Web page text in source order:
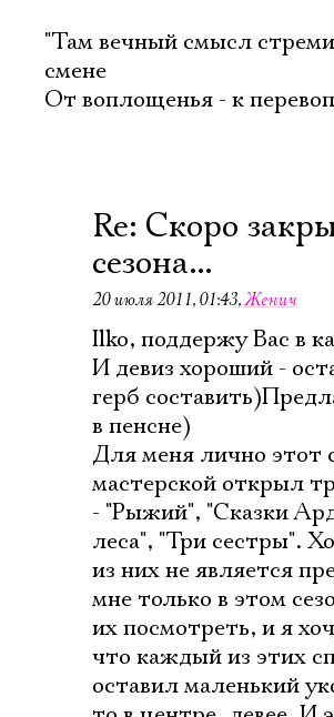
"Там вечный смысл
смене
От воплощенья - к
Re: Скоро
сезона...
20 июля 2011, 01:43,Женич
Ilko, поддержу Вас в
И девиз хороший -
герб
в пенсне)
Для меня лично этот
мастерской открыл
- "Рыжий", "Сказки
леса", "Три сестры".
из них не является
мне только в этом
их посмотреть, и я
что каждый из этих
оставил маленький